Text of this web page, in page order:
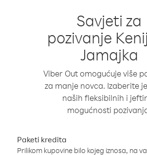
Savjeti za
pozivanje
Jamajka
Viber Out omogućuje više
za manje novca. Izaberite
naših fleksibilnih i
mogućnosti
Paketi kredita
Prilikom kupovine bilo kojeg iznosa, na